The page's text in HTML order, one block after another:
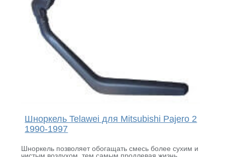
Шноркель Telawei для Mitsubishi Pajero 2
1990-1997
Шноркель позволяет обогащать смесь более сухим и